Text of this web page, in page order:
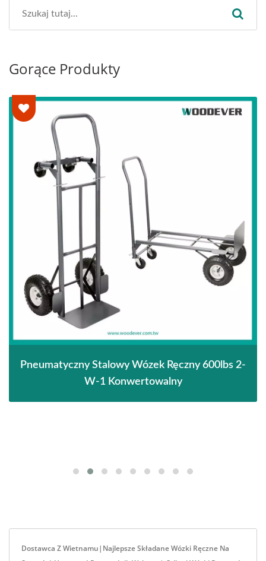
Gorące Produkty
Pneumatyczny Stalowy Wózek Ręczny 600lbs 2-
W-1 Konwertowalny
Dostawca Z Wietnamu|Najlepsze Składane Wózki Ręczne Na